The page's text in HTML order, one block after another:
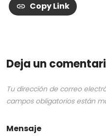
Copy Link
Deja un
Tu dirección de correo
campos obligatorios están
Mensaje